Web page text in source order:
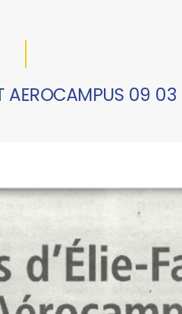
AEROCAMPUS 09